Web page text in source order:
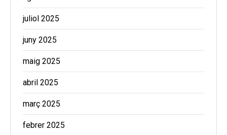
juliol 2025
juny 2025
maig 2025
abril 2025
març 2025
febrer 2025